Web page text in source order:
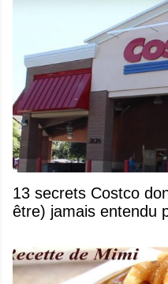
13 secrets Costco
être) jamais entendu